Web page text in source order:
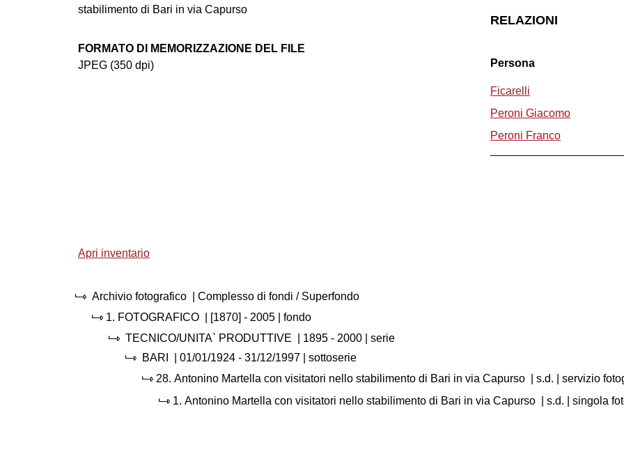
stabilimento di Bari in via Capurso
FORMATO DI MEMORIZZAZIONE DEL FILE
JPEG (350 dpi)
RELAZIONI
Persona
Ficarelli
Peroni Giacomo
Peroni Franco
Apri inventario
Archivio fotografico
| Complesso di fondi / Superfondo
1. FOTOGRAFICO [1870] - 2005
| fondo
TECNICO/UNITA` PRODUTTIVE
1895 - 2000
| serie
BARI
01/01/1924 - 31/12/1997
| sottoserie
28. Antonino Martella con visitatori nello stabilimento di Bari in via Capurso s.d.
| servizio
1. Antonino Martella con visitatori nello stabilimento di Bari in via Capurso s.d. | singola